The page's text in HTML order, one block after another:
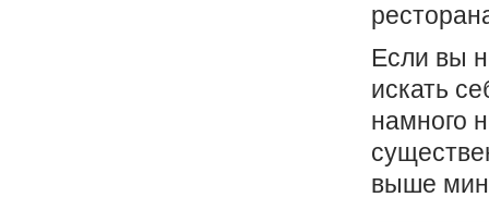
Если вы
искать
намного
выше